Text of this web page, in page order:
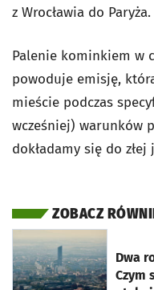
z Wrocławia do Paryża.
Palenie kominkiem w
powoduje emisję,
mieście podczas
wcześniej) warunków
dokładamy się do
ZOBACZ
Dwa
Czym
otworzy się w nowej